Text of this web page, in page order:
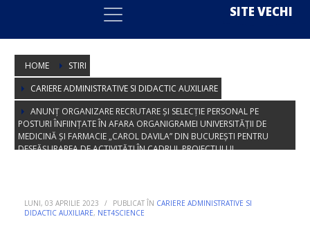
SITE VECHI
HOME
STIRI
CARIERE ADMINISTRATIVE SI DIDACTIC AUXILIARE
ANUNȚ ORGANIZARE RECRUTARE ȘI SELECȚIE PERSONAL PE
POSTURI ÎNFIINȚATE ÎN AFARA ORGANIGRAMEI UNIVERSITĂȚII DE
MEDICINĂ ȘI FARMACIE „CAROL DAVILA” DIN BUCUREȘTI PENTRU
DESFĂȘURAREA DE ACTIVITĂȚI ÎN CADRUL PROIECTULUI
LUNI, 03 APRILIE 2023 / PUBLICAT ÎN CARIERE ADMINISTRATIVE SI
DIDACTIC AUXILIARE, NET4SCIENCE